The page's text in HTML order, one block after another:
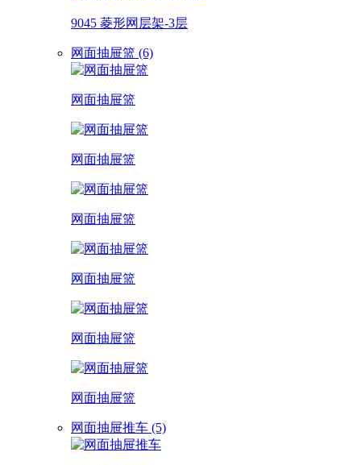
9045 菱形网层架-3层
网面抽屉篮 (6)
网面抽屉篮
网面抽屉篮
网面抽屉篮
网面抽屉篮
网面抽屉篮
网面抽屉篮
网面抽屉推车 (5)